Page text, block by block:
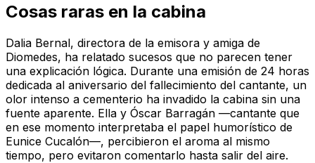
Cosas raras en la cabina
Dalia Bernal, directora de la emisora y amiga de
Diomedes, ha relatado sucesos que no parecen tener
una explicación lógica. Durante una emisión de 24 horas
dedicada al aniversario del fallecimiento del cantante, un
olor intenso a cementerio ha invadido la cabina sin una
fuente aparente. Ella y Óscar Barragán —cantante que
en ese momento interpretaba el papel humorístico de
Eunice Cucalón—, percibieron el aroma al mismo
tiempo, pero evitaron comentarlo hasta salir del aire.